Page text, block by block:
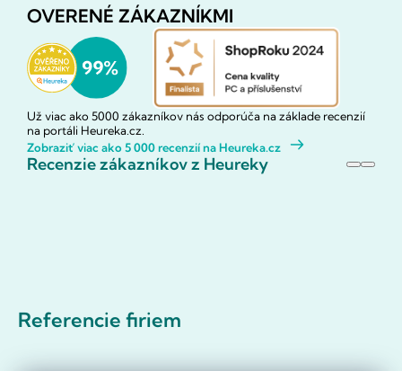
OVERENÉ ZÁKAZNÍKMI
Už viac ako 5000 zákazníkov nás odporúča na základe recenzií
na portáli Heureka.cz.
Zobraziť viac ako 5 000 recenzií na Heureka.cz
Recenzie zákazníkov z Heureky
Referencie firiem